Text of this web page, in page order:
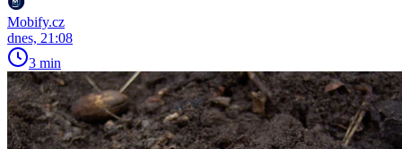
Mobify.cz
dnes, 21:08
3 min